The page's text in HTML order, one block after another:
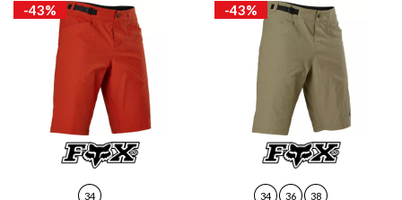
-43%
34
-43%
34 36 38